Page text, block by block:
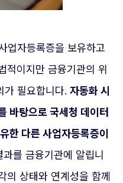
업자등록증을 보유하고
적이지만 금융기관의 위
가 필요합니다. 자동화 시
바탕으로 국세청 데이터
한 다른 사업자등록증이
과를 금융기관에 알립니
의 상태와 연계성을 함께